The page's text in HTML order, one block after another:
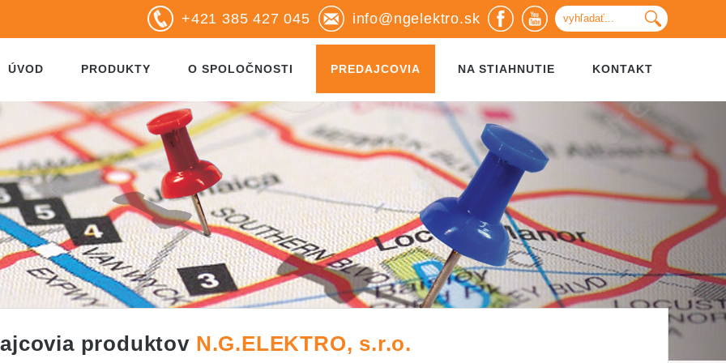
+421 385 427 045 info@ngelektro.sk
ÚVOD PRODUKTY O SPOLOČNOSTI PREDAJCOVIA NA STIAHNUTIE KONTAKT
produktovN.G.ELEKTRO, s.r.o.